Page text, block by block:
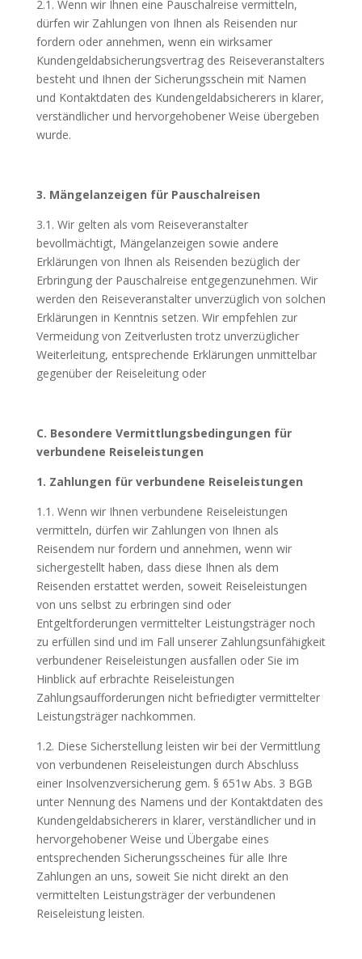
2.1. Wenn wir Ihnen eine Pauschalreise vermitteln,
dürfen wir Zahlungen von Ihnen als Reisenden nur
fordern oder annehmen, wenn ein wirksamer
Kundengeldabsicherungsvertrag des Reiseveranstalters
besteht und Ihnen der Sicherungsschein mit Namen
und Kontaktdaten des Kundengeldabsicherers in klarer,
verständlicher und hervorgehobener Weise übergeben
wurde.
3. Mängelanzeigen für Pauschalreisen
3.1. Wir gelten als vom Reiseveranstalter
bevollmächtigt, Mängelanzeigen sowie andere
Erklärungen von Ihnen als Reisenden bezüglich der
Erbringung der Pauschalreise entgegenzunehmen. Wir
werden den Reiseveranstalter unverzüglich von solchen
Erklärungen in Kenntnis setzen. Wir empfehlen zur
Vermeidung von Zeitverlusten trotz unverzüglicher
Weiterleitung, entsprechende Erklärungen unmittelbar
gegenüber der Reiseleitung oder
C. Besondere Vermittlungsbedingungen für
verbundene Reiseleistungen
1. Zahlungen für verbundene Reiseleistungen
1.1. Wenn wir Ihnen verbundene Reiseleistungen
vermitteln, dürfen wir Zahlungen von Ihnen als
Reisendem nur fordern und annehmen, wenn wir
sichergestellt haben, dass diese Ihnen als dem
Reisenden erstattet werden, soweit Reiseleistungen
von uns selbst zu erbringen sind oder
Entgeltforderungen vermittelter Leistungsträger noch
zu erfüllen sind und im Fall unserer Zahlungsunfähigkeit
verbundener Reiseleistungen ausfallen oder Sie im
Hinblick auf erbrachte Reiseleistungen
Zahlungsaufforderungen nicht befriedigter vermittelter
Leistungsträger nachkommen.
1.2. Diese Sicherstellung leisten wir bei der Vermittlung
von verbundenen Reiseleistungen durch Abschluss
einer Insolvenzversicherung gem. § 651w Abs. 3 BGB
unter Nennung des Namens und der Kontaktdaten des
Kundengeldabsicherers in klarer, verständlicher und in
hervorgehobener Weise und Übergabe eines
entsprechenden Sicherungsscheines für alle Ihre
Zahlungen an uns, soweit Sie nicht direkt an den
vermittelten Leistungsträger der verbundenen
Reiseleistung leisten.